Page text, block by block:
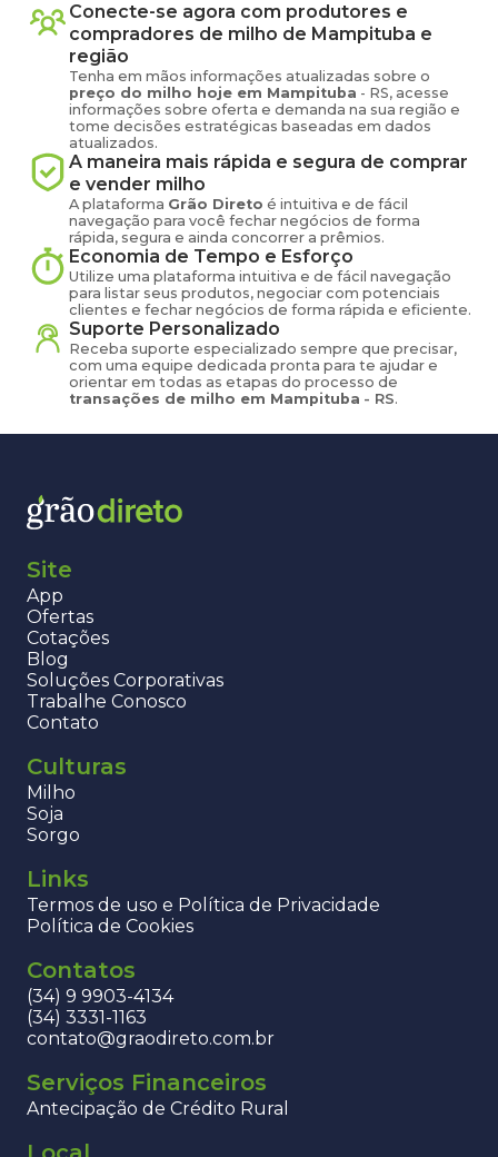
Conecte-se agora com produtores e
compradores de milho de Mampituba e
região
Tenha em mãos informações atualizadas sobre o
preço do milho hoje em Mampituba - RS, acesse
informações sobre oferta e demanda na sua região e
tome decisões estratégicas baseadas em dados
atualizados.
A maneira mais rápida e segura de comprar
e vender milho
A plataforma Grão Direto é intuitiva e de fácil
navegação para você fechar negócios de forma
rápida, segura e ainda concorrer a prêmios.
Economia de Tempo e Esforço
Utilize uma plataforma intuitiva e de fácil navegação
para listar seus produtos, negociar com potenciais
clientes e fechar negócios de forma rápida e eficiente.
Suporte Personalizado
Receba suporte especializado sempre que precisar,
com uma equipe dedicada pronta para te ajudar e
orientar em todas as etapas do processo de
transações de milho em Mampituba - RS.
Site
App
Ofertas
Cotações
Blog
Soluções Corporativas
Trabalhe Conosco
Contato
Culturas
Milho
Soja
Sorgo
Links
Termos de uso e Política de Privacidade
Política de Cookies
Contatos
(34) 9 9903-4134
(34) 3331-1163
contato@graodireto.com.br
Serviços Financeiros
Antecipação de Crédito Rural